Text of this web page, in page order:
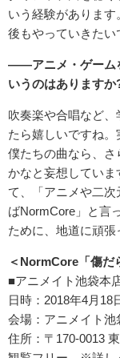
いう経験がありま
後もやっていきたい
――アニメ・ゲーム
いうのはありますか
吹奏楽や合唱など
たら嬉しいですね
僕たちの曲なら、
かなと妄想していま
て、「アニメや二次
ばNormCore」と言
ために、地道に頑
＜NormCore「傷だ
■アニメイト池袋本
日時：2018年4月
会場：アニメイト
住所：〒170-0013